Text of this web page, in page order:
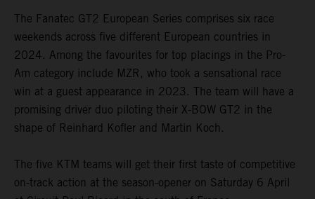
The Fanatec GT2 European Series comprises six race
weekends across five different European countries in
2024. Among the favourites for top placings in the Pro-
Am category include MZR, who took a sensational race
win at a guest appearance in 2023. The team will have a
promising driver duo piloting their X-BOW GT2 in the
shape of Reinhard Kofler and Martin Koch.
The five KTM teams will get their first taste of competitive
on-track action at the season-opener on Saturday 6 April